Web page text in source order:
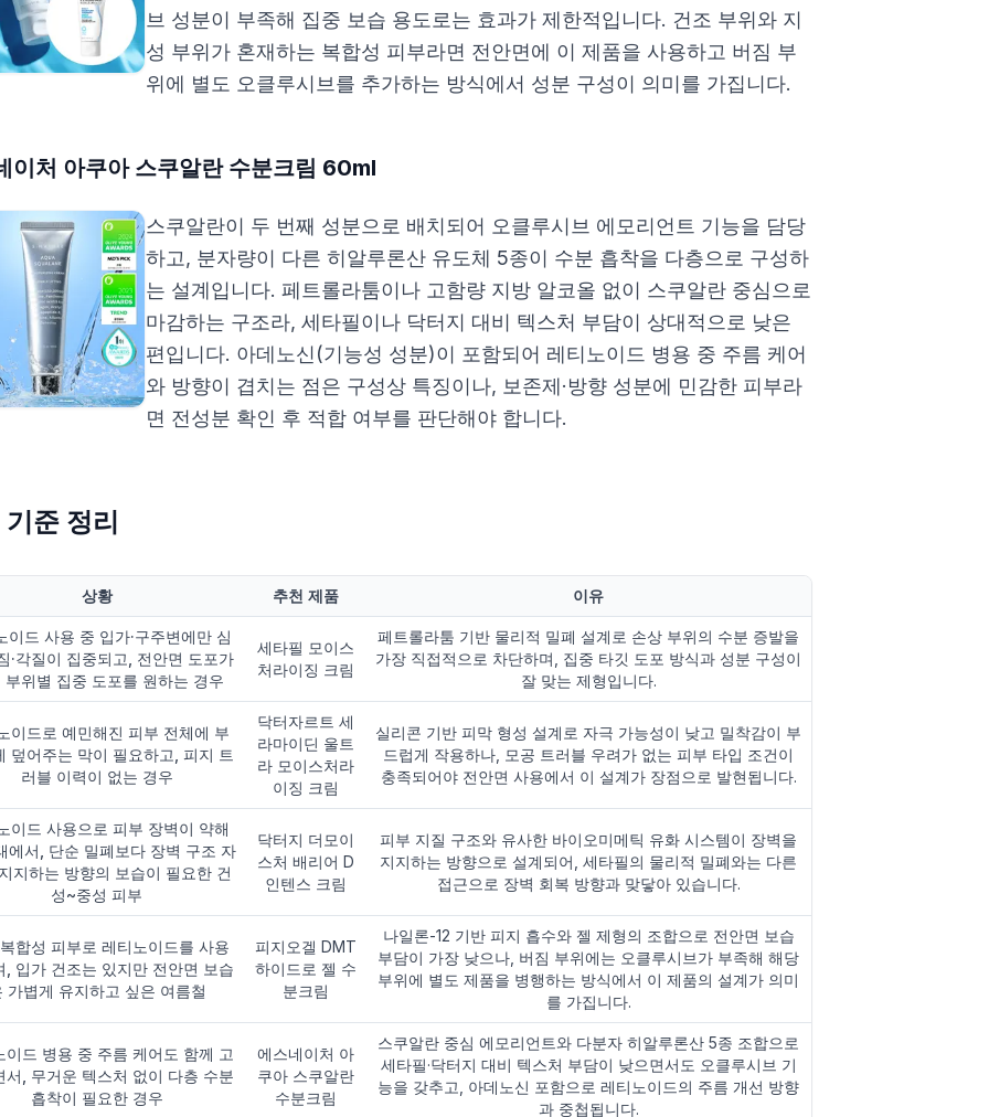
브 성분이 부족해 집중 보습 용도로는 효과가 제한적입니다. 건조 부위와 지
성 부위가 혼재하는 복합성 피부라면 전안면에 이 제품을 사용하고 버짐 부
위에 별도 오클루시브를 추가하는 방식에서 성분 구성이 의미를 가집니다.
이처 아쿠아 스쿠알란 수분크림 60ml
스쿠알란이 두 번째 성분으로 배치되어 오클루시브 에모리언트 기능을 담당
하고, 분자량이 다른 히알루론산 유도체 5종이 수분 흡착을 다층으로 구성하
는 설계입니다. 페트롤라툼이나 고함량 지방 알코올 없이 스쿠알란 중심으로
마감하는 구조라, 세타필이나 닥터지 대비 텍스처 부담이 상대적으로 낮은
편입니다. 아데노신(기능성 성분)이 포함되어 레티노이드 병용 중 주름 케어
와 방향이 겹치는 점은 구성상 특징이나, 보존제·방향 성분에 민감한 피부라
면 전성분 확인 후 적합 여부를 판단해야 합니다.
준 정리
상황 추천 제품 이유
이드 사용 중 입가·구주변에만 심
·각질이 집중되고, 전안면 도포가
부위별 집중 도포를 원하는 경우
세타필 모이스
처라이징 크림
페트롤라툼 기반 물리적 밀폐 설계로 손상 부위의 수분 증발을
가장 직접적으로 차단하며, 집중 타깃 도포 방식과 성분 구성이
잘 맞는 제형입니다.
이드로 예민해진 피부 전체에 부
덮어주는 막이 필요하고, 피지 트
러블 이력이 없는 경우
닥터자르트 세
라마이딘 울트
라 모이스처라
이징 크림
실리콘 기반 피막 형성 설계로 자극 가능성이 낮고 밀착감이 부
드럽게 작용하나, 모공 트러블 우려가 없는 피부 타입 조건이
충족되어야 전안면 사용에서 이 설계가 장점으로 발현됩니다.
이드 사용으로 피부 장벽이 약해
에서, 단순 밀폐보다 장벽 구조 자
지하는 방향의 보습이 필요한 건
성~중성 피부
닥터지 더모이
스처 배리어 D
인텐스 크림
피부 지질 구조와 유사한 바이오미메틱 유화 시스템이 장벽을
지지하는 방향으로 설계되어, 세타필의 물리적 밀폐와는 다른
접근으로 장벽 회복 방향과 맞닿아 있습니다.
합성 피부로 레티노이드를 사용
, 입가 건조는 있지만 전안면 보습
가볍게 유지하고 싶은 여름철
피지오겔 DMT
하이드로 젤 수
분크림
나일론-12 기반 피지 흡수와 젤 제형의 조합으로 전안면 보습
부담이 가장 낮으나, 버짐 부위에는 오클루시브가 부족해 해당
부위에 별도 제품을 병행하는 방식에서 이 제품의 설계가 의미
를 가집니다.
이드 병용 중 주름 케어도 함께 고
서, 무거운 텍스처 없이 다층 수분
흡착이 필요한 경우
에스네이처 아
쿠아 스쿠알란
수분크림
스쿠알란 중심 에모리언트와 다분자 히알루론산 5종 조합으로
세타필·닥터지 대비 텍스처 부담이 낮으면서도 오클루시브 기
능을 갖추고, 아데노신 포함으로 레티노이드의 주름 개선 방향
과 중첩됩니다.